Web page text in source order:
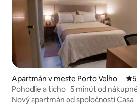
Apartmán v meste Porto Velho
Pohodlie a ticho · 5 minút od
centra
Nový apartmán od spoločnosti Casa